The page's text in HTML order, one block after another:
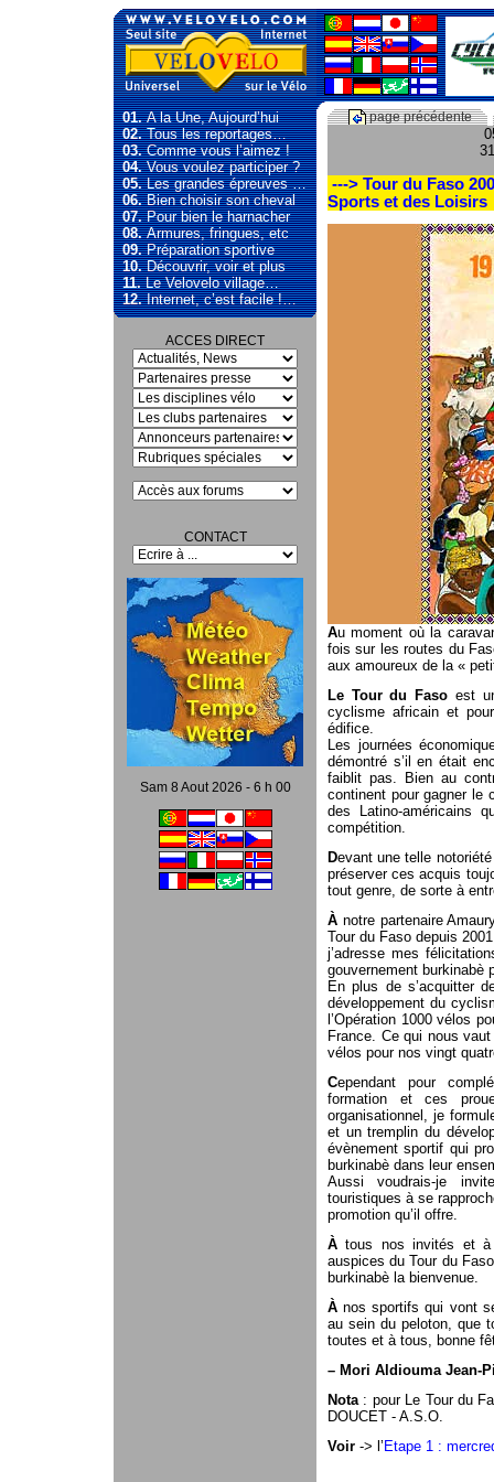
01.A la Une, Aujourd’hui
02.Tous les reportages…
03.Comme vous l’aimez !
04.Vous voulez participer ?
05.Les grandes épreuves …
06.Bien choisir son cheval
07.Pour bien le harnacher
08.Armures, fringues, etc
09.Préparation sportive
10.Découvrir, voir et plus
11.Le Velovelo village…
12.Internet, c’est facile !…
ACCES DIRECT
CONTACT
Sam 8 Aout 2026 - 6 h 00
page précédente
---> Tour du Faso
Sports et des Loisirs
Au moment où la
fois sur les routes du
aux amoureux de la «
Le Tour du Faso est
cyclisme africain et
édifice.
Les journées
démontré s’il en était
faiblit pas. Bien au
continent pour gagner le
des Latino-américains
compétition.
Devant une telle
préserver ces acquis
tout genre, de sorte à
À notre partenaire
Tour du Faso depuis
j’adresse mes
gouvernement burkinabè
En plus de s’acquitter
développement du
l’Opération 1000 vélos
France. Ce qui nous
vélos pour nos vingt
Cependant pour
formation et ces
organisationnel, je
et un tremplin du
évènement sportif qui
burkinabè dans leur
Aussi voudrais-je
touristiques à se
promotion qu’il offre.
À tous nos invités et à
auspices du Tour du
burkinabè la bienvenue.
À nos sportifs qui vont
au sein du peloton, que
toutes et à tous, bonne
– Mori Aldiouma Jean-
Nota: pour Le Tour du
DOUCET - A.S.O.
Voir -> l’ Etape 1 :